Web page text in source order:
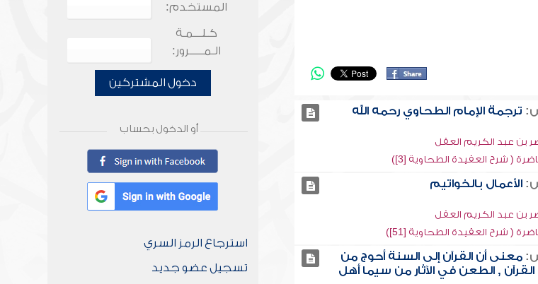
ترجمة الإمام الطحاوي رحمه الله
بن عبد الكريم العقل
( شرح العقيدة الطحاوية [3])
الأعمال بالخواتيم
بن عبد الكريم العقل
( شرح العقيدة الطحاوية [51])
معنى أن القرآن إلى السنة أحوج من
القرآن , الطعن في الآثار من سيما أهل
المستخدم:
كـلـــمـة
الـمـــــرور:
دخول المشتركين
أو الدخول بحساب
استرجاع الرمز السري
تسجيل عضو جديد